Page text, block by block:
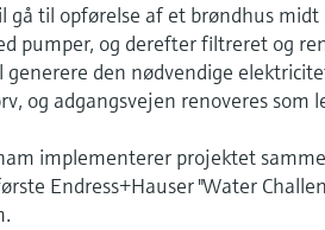
gå til opførelse af et brøndhus
pumper, og derefter filtreret og
generere den nødvendige
og adgangsvejen renoveres som
implementerer projektet
Endress+Hauser "Water